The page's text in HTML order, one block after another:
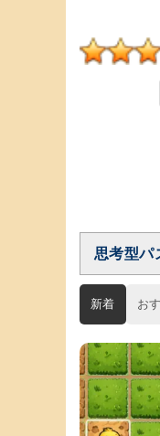
思考型パ
新着 お